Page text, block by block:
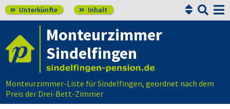
 Unterkünfte  Inhalt 

Monteurzimmer
Sindelfingen
Monteurzimmer-Liste für Sindelfingen, geordnet nach dem
Preis der Drei-Bett-Zimmer